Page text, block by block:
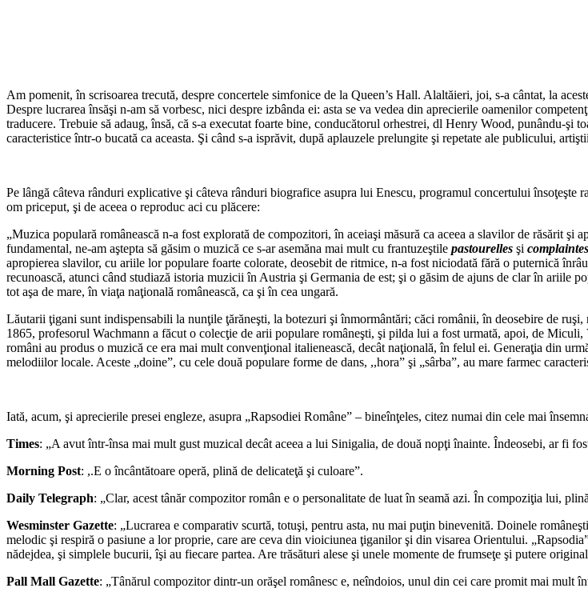
Am pomenit, în scrisoarea trecută, despre concertele simfonice de la Queen’s Hall. Alaltăieri, joi, s-a cântat, la
Despre lucrarea însăşi n-am să vorbesc, nici despre izbânda ei: asta se va vedea din aprecierile oamenilor
traducere. Trebuie să adaug, însă, că s-a executat foarte bine, conducătorul orhestrei, dl Henry Wood, punându-şi
caracteristice într-o bucată ca aceasta. Şi când s-a isprăvit, după aplauzele prelungite şi repetate ale publicului,
Pe lângă câteva rânduri explicative şi câteva rânduri biografice asupra lui Enescu, programul concertului însoţeşte
om priceput, şi de aceea o reproduc aci cu plăcere:
„Muzica populară românească n-a fost explorată de compozitori, în aceiaşi măsură ca aceea a slavilor de răsărit
fundamental, ne-am aştepta să găsim o muzică ce s-ar asemăna mai mult cu frantuzeştile pastourelles şi complaintes
apropierea slavilor, cu ariile lor populare foarte colorate, deosebit de ritmice, n-a fost niciodată fără o puternică
recunoască, atunci când studiază istoria muzicii în Austria şi Germania de est; şi o găsim de ajuns de clar în ariile
tot aşa de mare, în viaţa naţională românească, ca şi în cea ungară.
Lăutarii ţigani sunt indispensabili la nunţile ţărăneşti, la botezuri şi înmormântări; căci românii, în deosebire de
1865, profesorul Wachmann a făcut o colecţie de arii populare româneşti, şi pilda lui a fost urmată, apoi, de
români au produs o muzică ce era mai mult convenţional italienească, decât naţională, în felul ei. Generaţia din
melodiilor locale. Aceste „doine”, cu cele două populare forme de dans, ,,hora” şi „sârba”, au mare farmec
Iată, acum, şi aprecierile presei engleze, asupra „Rapsodiei Române” – bineînţeles, citez numai din cele mai
Times: „A avut într-însa mai mult gust muzical decât aceea a lui Sinigalia, de două nopţi înainte. Îndeosebi, ar fi
Morning Post: ,.E o încântătoare operă, plină de delicateţă şi culoare”.
Daily Telegraph: „Clar, acest tânăr compozitor român e o personalitate de luat în seamă azi. În compoziţia lui,
Wesminster Gazette: „Lucrarea e comparativ scurtă, totuşi, pentru asta, nu mai puţin binevenită. Doinele
melodic şi respiră o pasiune a lor proprie, care are ceva din vioiciunea ţiganilor şi din visarea Orientului.
nădejdea, şi simplele bucurii, îşi au fiecare partea. Are trăsături alese şi unele momente de frumseţe şi putere
Pall Mall Gazette: „Tânărul compozitor dintr-un orăşel românesc e, neîndoios, unul din cei care promit mai mult